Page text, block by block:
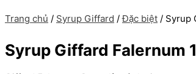
Trang chủ / Syrup Giffard /Đặc biệt / Syrup
Syrup Giffard Falernum